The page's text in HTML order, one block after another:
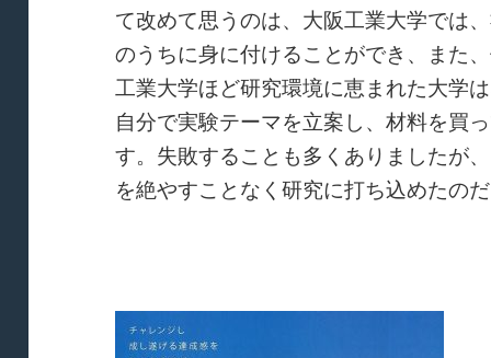
て改めて思うのは、大阪工業大学では
のうちに身に付けることができ、また
工業大学ほど研究環境に恵まれた大学
自分で実験テーマを立案し、材料を買
す。失敗することも多くありましたが
を絶やすことなく研究に打ち込めたの